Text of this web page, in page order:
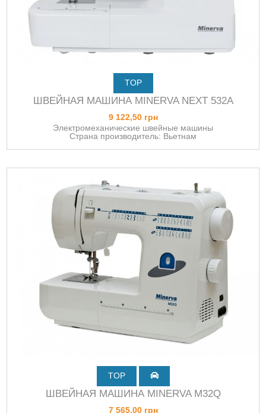
TOP
ШВЕЙНАЯ МАШИНА MINERVA NEXT 532A
9 122,50 грн
Электромеханические швейные машины
Страна производитель: Вьетнам
TOP
ШВЕЙНАЯ МАШИНА MINERVA M32Q
7 565,00 грн